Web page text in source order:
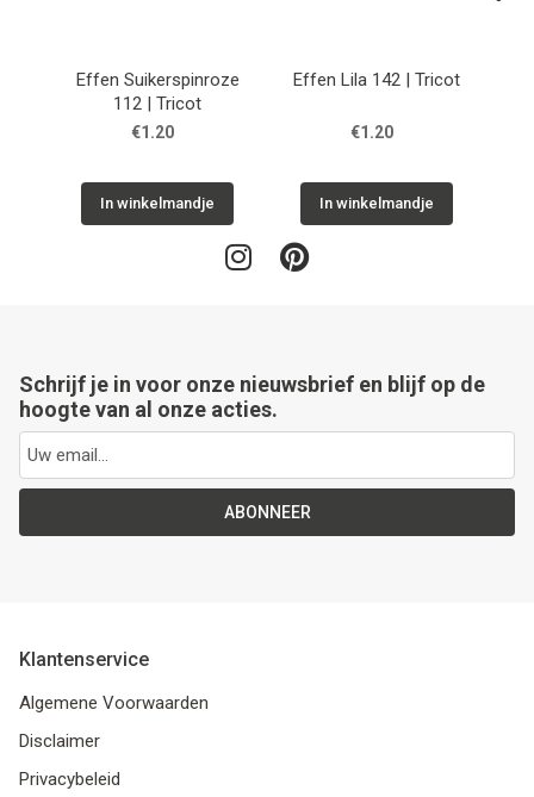
Effen Suikerspinroze
112 | Tricot
€1.20
In winkelmandje
Effen Lila 142 | Tricot
€1.20
In winkelmandje
Schrijf je in voor onze nieuwsbrief en blijf op de
hoogte van al onze acties.
ABONNEER
Klantenservice
Algemene Voorwaarden
Disclaimer
Privacybeleid